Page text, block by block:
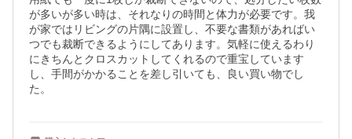
が多いが多い時は、それなりの時間と体力が必要です。我
が家ではリビングの片隅に設置し、不要な書類があればい
つでも裁断できるようにしてあります。気軽に使えるわり
にきちんとクロスカットしてくれるので重宝しています
し、手間がかかることを差し引いても、良い買い物でし
た。